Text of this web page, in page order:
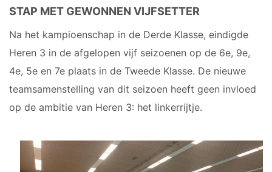
STAP MET GEWONNEN VIJFSETTER
Na het kampioenschap in de Derde Klasse, eindigde
Heren 3 in de afgelopen vijf seizoenen op de 6e, 9e,
4e, 5e en 7e plaats in de Tweede Klasse. De nieuwe
teamsamenstelling van dit seizoen heeft geen invloed
op de ambitie van Heren 3: het linkerrijtje.